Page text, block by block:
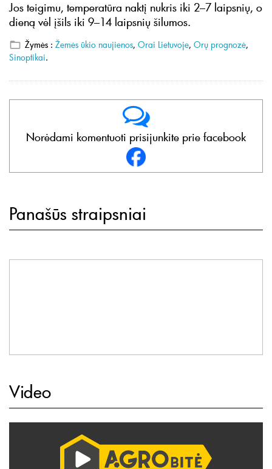
Jos teigimu, temperatūra naktį nukris iki 2–7 laipsnių, o
dieną vėl įšils iki 9–14 laipsnių šilumos.
Žymės : Žemės ūkio naujienos, Orai Lietuvoje, Orų prognozė,
Sinoptikai.
Norėdami komentuoti prisijunkite prie facebook
Panašūs straipsniai
Video